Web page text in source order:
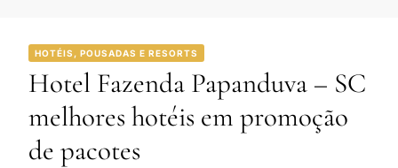
HOTÉIS, POUSADAS E RESORTS
Hotel Fazenda Papanduva – SC
melhores hotéis em promoção
de pacotes